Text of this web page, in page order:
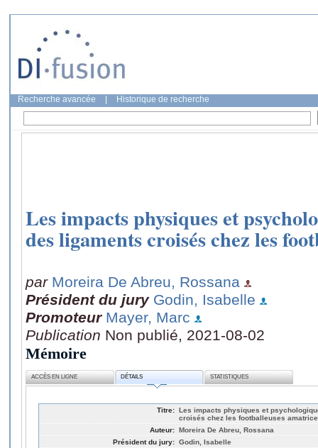
Recherche avancée Historique de recherche
Les impacts physiques et
des ligaments croisés chez les
par Moreira De Abreu, Rossana
Président du jury Godin, Isabelle
Promoteur Mayer, Marc
Publication Non publié, 2021-08-02
Mémoire
ACCÈS EN LIGNE DÉTAILS STATISTIQUES
Titre: Les impacts physiques et
croisés chez les footballeuses
Auteur: Moreira De Abreu, Rossana
Président du jury: Godin, Isabelle